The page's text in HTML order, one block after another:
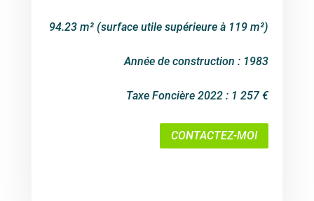
94.23 m² (surface utile supérieure à 119 m²)
Année de construction : 1983
Taxe Foncière 2022 : 1 257 €
CONTACTEZ-MOI